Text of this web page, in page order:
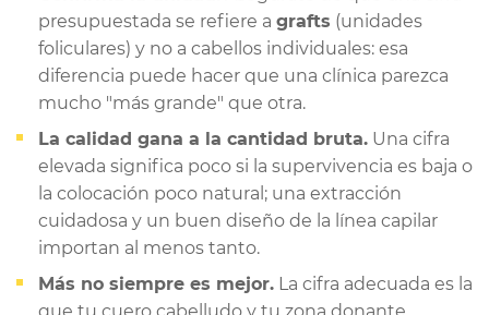
presupuestada se refiere a grafts (unidades
foliculares) y no a cabellos individuales: esa
diferencia puede hacer que una clínica parezca
mucho "más grande" que otra.
La calidad gana a la cantidad bruta. Una cifra
elevada significa poco si la supervivencia es baja o
la colocación poco natural; una extracción
cuidadosa y un buen diseño de la línea capilar
importan al menos tanto.
Más no siempre es mejor. La cifra adecuada es la